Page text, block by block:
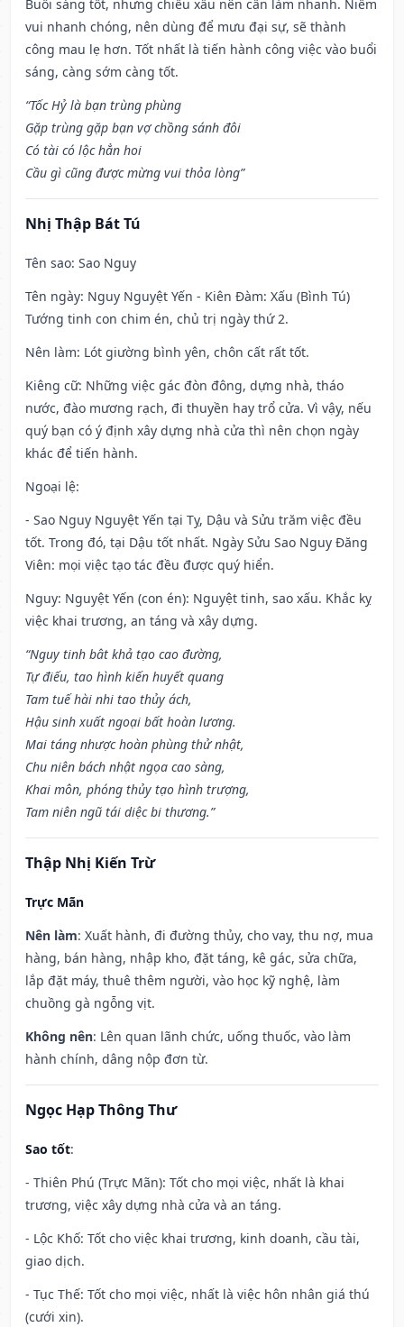
Buổi sáng tốt, nhưng chiều xấu nên cần làm nhanh. Niềm
vui nhanh chóng, nên dùng để mưu đại sự, sẽ thành
công mau lẹ hơn. Tốt nhất là tiến hành công việc vào buổi
sáng, càng sớm càng tốt.
“Tốc Hỷ là bạn trùng phùng
Gặp trùng gặp bạn vợ chồng sánh đôi
Có tài có lộc hẳn hoi
Cầu gì cũng được mừng vui thỏa lòng”
Nhị Thập Bát Tú
Tên sao: Sao Nguy
Tên ngày: Nguy Nguyệt Yến - Kiên Đàm: Xấu (Bình Tú)
Tướng tinh con chim én, chủ trị ngày thứ 2.
Nên làm: Lót giường bình yên, chôn cất rất tốt.
Kiêng cữ: Những việc gác đòn đông, dựng nhà, tháo
nước, đào mương rạch, đi thuyền hay trổ cửa. Vì vậy, nếu
quý bạn có ý định xây dựng nhà cửa thì nên chọn ngày
khác để tiến hành.
Ngoại lệ:
- Sao Nguy Nguyệt Yến tại Tỵ, Dậu và Sửu trăm việc đều
tốt. Trong đó, tại Dậu tốt nhất. Ngày Sửu Sao Nguy Đăng
Viên: mọi việc tạo tác đều được quý hiển.
Nguy: Nguyệt Yến (con én): Nguyệt tinh, sao xấu. Khắc kỵ
việc khai trương, an táng và xây dựng.
“Nguy tinh bât khả tạo cao đường,
Tự điếu, tao hình kiến huyết quang
Tam tuế hài nhi tao thủy ách,
Hậu sinh xuất ngoại bất hoàn lương.
Mai táng nhược hoàn phùng thử nhật,
Chu niên bách nhật ngọa cao sàng,
Khai môn, phóng thủy tạo hình trượng,
Tam niên ngũ tái diệc bi thương.”
Thập Nhị Kiến Trừ
Trực Mãn
Nên làm: Xuất hành, đi đường thủy, cho vay, thu nợ, mua
hàng, bán hàng, nhập kho, đặt táng, kê gác, sửa chữa,
lắp đặt máy, thuê thêm người, vào học kỹ nghệ, làm
chuồng gà ngỗng vịt.
Không nên: Lên quan lãnh chức, uống thuốc, vào làm
hành chính, dâng nộp đơn từ.
Ngọc Hạp Thông Thư
Sao tốt:
- Thiên Phú (Trực Mãn): Tốt cho mọi việc, nhất là khai
trương, việc xây dựng nhà cửa và an táng.
- Lộc Khố: Tốt cho việc khai trương, kinh doanh, cầu tài,
giao dịch.
- Tục Thế: Tốt cho mọi việc, nhất là việc hôn nhân giá thú
(cưới xin).